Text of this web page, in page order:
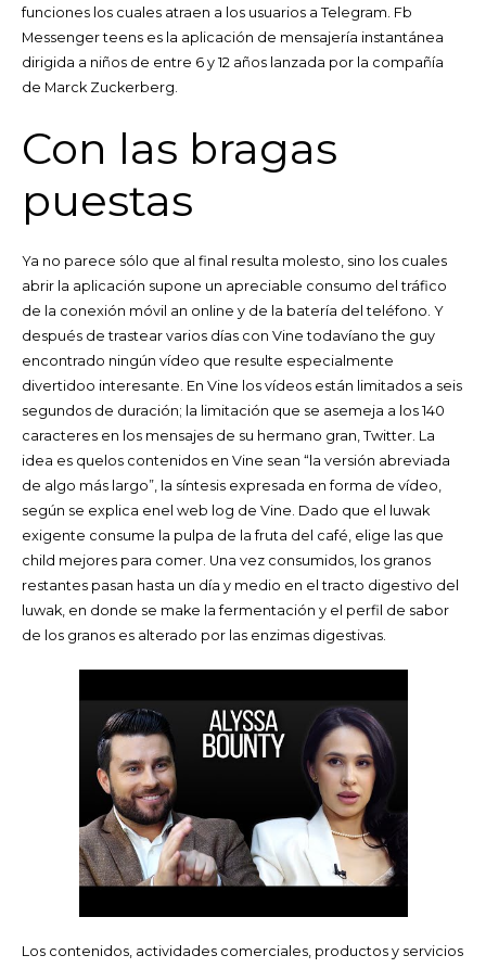
funciones los cuales atraen a los usuarios a Telegram. Fb
Messenger teens es la aplicación de mensajería instantánea
dirigida a niños de entre 6 y 12 años lanzada por la compañía
de Marck Zuckerberg.
Con las bragas
puestas
Ya no parece sólo que al final resulta molesto, sino los cuales
abrir la aplicación supone un apreciable consumo del tráfico
de la conexión móvil an online y de la batería del teléfono. Y
después de trastear varios días con Vine todavíano the guy
encontrado ningún vídeo que resulte especialmente
divertidoo interesante. En Vine los vídeos están limitados a seis
segundos de duración; la limitación que se asemeja a los 140
caracteres en los mensajes de su hermano gran, Twitter. La
idea es quelos contenidos en Vine sean “la versión abreviada
de algo más largo”, la síntesis expresada en forma de vídeo,
según se explica enel web log de Vine. Dado que el luwak
exigente consume la pulpa de la fruta del café, elige las que
child mejores para comer. Una vez consumidos, los granos
restantes pasan hasta un día y medio en el tracto digestivo del
luwak, en donde se make la fermentación y el perfil de sabor
de los granos es alterado por las enzimas digestivas.
Los contenidos, actividades comerciales, productos y servicios